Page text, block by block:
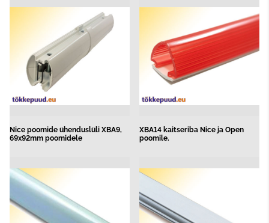
Nice poomide ühenduslüli XBA9,
69x92mm poomidele
XBA14 kaitseriba Nice ja Open
poomile.